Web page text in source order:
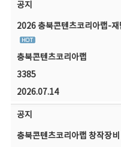
공지
2026 충북콘텐츠코리아랩-
충북콘텐츠코리아랩
3385
2026.07.14
공지
충북콘텐츠코리아랩 창작장